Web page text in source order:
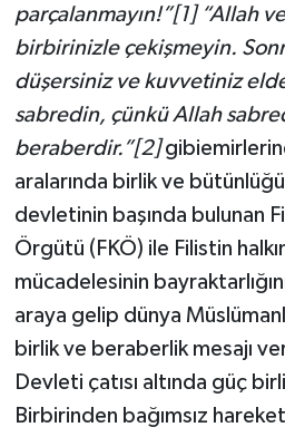
parçalanmayın!”[1] “Allah
birbirinizle çekişmeyin.
düşersiniz ve kuvvetiniz
sabredin, çünkü Allah
beraberdir.”[2]
aralarında birlik ve
devletinin başında bulunan
Örgütü (FKÖ) ile Filistin
mücadelesinin
araya gelip dünya
birlik ve beraberlik mesajı
Devleti çatısı altında güç
Birbirinden bağımsız